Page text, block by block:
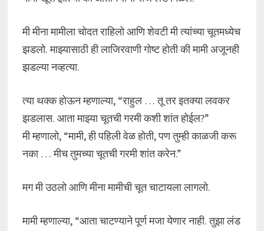
मी मीना मामीला चोदत राहिलो आणि शेवटी मी त्यांच्या चूतमध्येच
झडलो. माझ्यासाठी ही लाजिरवाणी गोष्ट होती की मामी अजूनही
झडल्या नव्हत्या.
त्या थक्क होऊन म्हणाल्या, “राहुल … तू तर इतक्या लवकर
झडलास. आता माझ्या चूतची गरमी कशी शांत होईल?”
मी म्हणालो, “मामी, ही पहिली वेळ होती, पण तुम्ही काळजी करू
नका … मीच तुमच्या चूतची गरमी शांत करेन.”
मग मी उठलो आणि मीना मामीची चूत चाटायला लागलो.
मामी म्हणाल्या, “आता चाटण्याने पूर्ण मजा येणार नाही. तुझा लंड